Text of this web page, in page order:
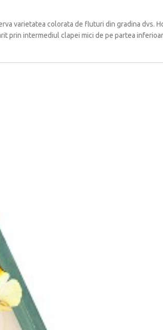
varietatea colorata de fluturi din gradina dvs.
prin intermediul clapei mici de pe partea